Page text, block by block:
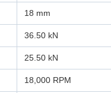
18 mm
36.50 kN
25.50 kN
18,000 RPM